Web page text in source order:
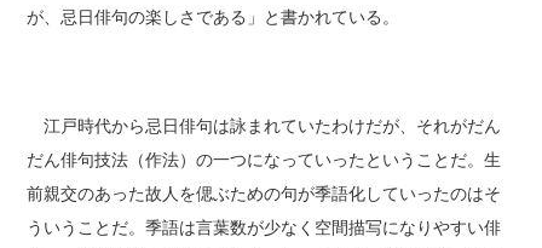
が、忌日俳句の楽しさである」と書かれている。
江戸時代から忌日俳句は詠まれていたわけだが、それがだん
だん俳句技法（作法）の一つになっていったということだ。生
前親交のあった故人を偲ぶための句が季語化していったのはそ
ういうことだ。季語は言葉数が少なく空間描写になりやすい俳